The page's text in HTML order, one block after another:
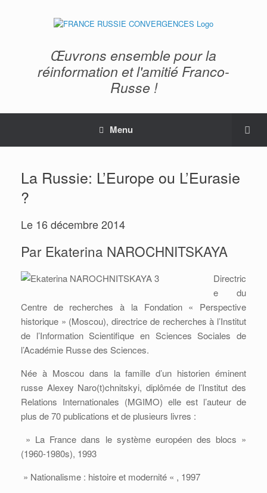
Œuvrons ensemble pour la
réinformation et l'amitié Franco-
Russe !
Menu
La Russie: L’Europe ou L’Eurasie
?
Le 16 décembre 2014
Par Ekaterina NAROCHNITSKAYA
Directric
e du
Centre de recherches à la Fondation « Perspective
historique » (Moscou), directrice de recherches à l’Institut
de l’Information Scientifique en Sciences Sociales de
l’Académie Russe des Sciences.
Née à Moscou dans la famille d’un historien éminent
russe Alexey Naro(t)chnitskyi, diplômée de l’Institut des
Relations Internationales (MGIMO) elle est l’auteur de
plus de 70 publications et de plusieurs livres :
» La France dans le système européen des blocs »
(1960-1980s), 1993
» Nationalisme : histoire et modernité « , 1997